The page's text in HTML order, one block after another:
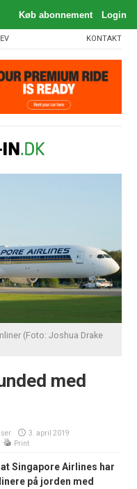
KONTAKT
(Foto: Joshua Drake
med
3. april 2019
Print
Singapore Airlines har
på jorden med